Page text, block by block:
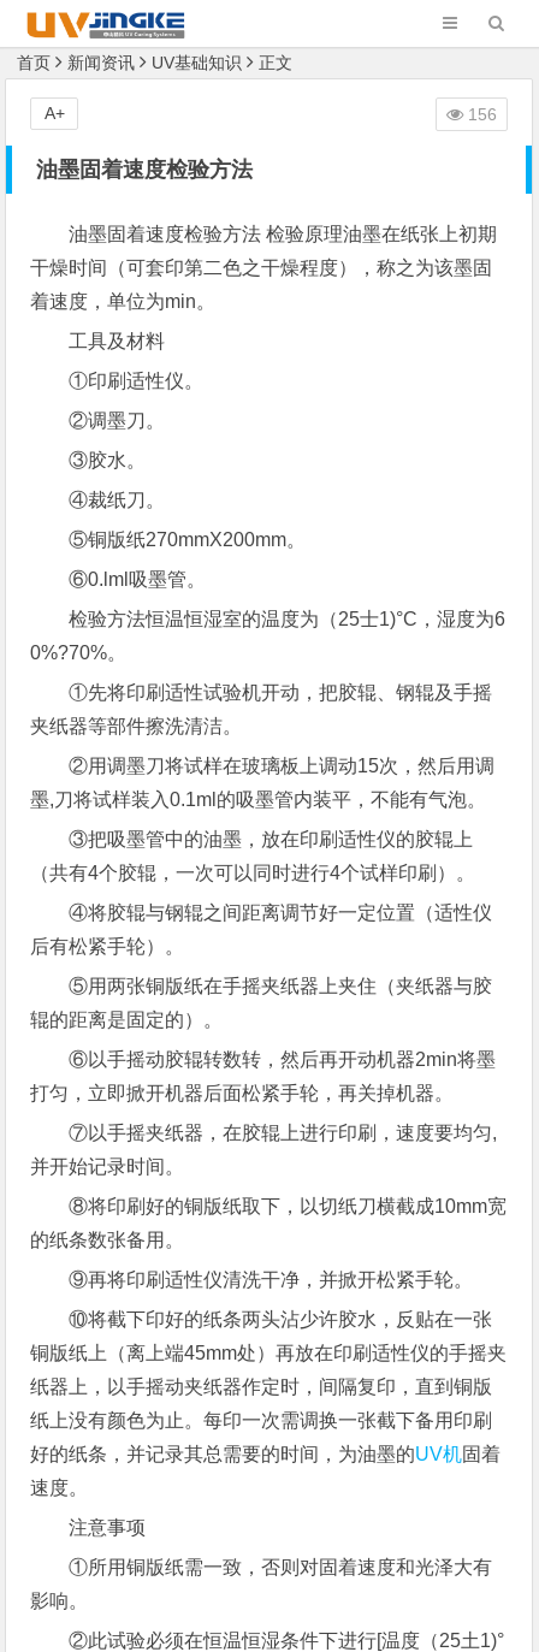
首页 新闻资讯 UV基础知识 正文
油墨固着速度检验方法
油墨固着速度检验方法 检验原理油墨在纸张上初期
干燥时间（可套印第二色之干燥程度），称之为该墨固
着速度，单位为min。
工具及材料
①印刷适性仪。
②调墨刀。
③胶水。
④裁纸刀。
⑤铜版纸270mmX200mm。
⑥0.lml吸墨管。
检验方法恒温恒湿室的温度为（25士1)°C，湿度为6
0%?70%。
①先将印刷适性试验机开动，把胶辊、钢辊及手摇
夹纸器等部件擦洗清洁。
②用调墨刀将试样在玻璃板上调动15次，然后用调
墨,刀将试样装入0.1ml的吸墨管内装平，不能有气泡。
③把吸墨管中的油墨，放在印刷适性仪的胶辊上
（共有4个胶辊，一次可以同时进行4个试样印刷）。
④将胶辊与钢辊之间距离调节好一定位置（适性仪
后有松紧手轮）。
⑤用两张铜版纸在手摇夹纸器上夹住（夹纸器与胶
辊的距离是固定的）。
⑥以手摇动胶辊转数转，然后再开动机器2min将墨
打匀，立即掀开机器后面松紧手轮，再关掉机器。
⑦以手摇夹纸器，在胶辊上进行印刷，速度要均匀,
并开始记录时间。
⑧将印刷好的铜版纸取下，以切纸刀横截成10mm宽
的纸条数张备用。
⑨再将印刷适性仪清洗干净，并掀开松紧手轮。
⑩将截下印好的纸条两头沾少许胶水，反贴在一张
铜版纸上（离上端45mm处）再放在印刷适性仪的手摇夹
纸器上，以手摇动夹纸器作定时，间隔复印，直到铜版
纸上没有颜色为止。每印一次需调换一张截下备用印刷
好的纸条，并记录其总需要的时间，为油墨的UV机固着
速度。
注意事项
①所用铜版纸需一致，否则对固着速度和光泽大有
影响。
②此试验必须在恒温恒湿条件下进行[温度（25土1)°
156
A+